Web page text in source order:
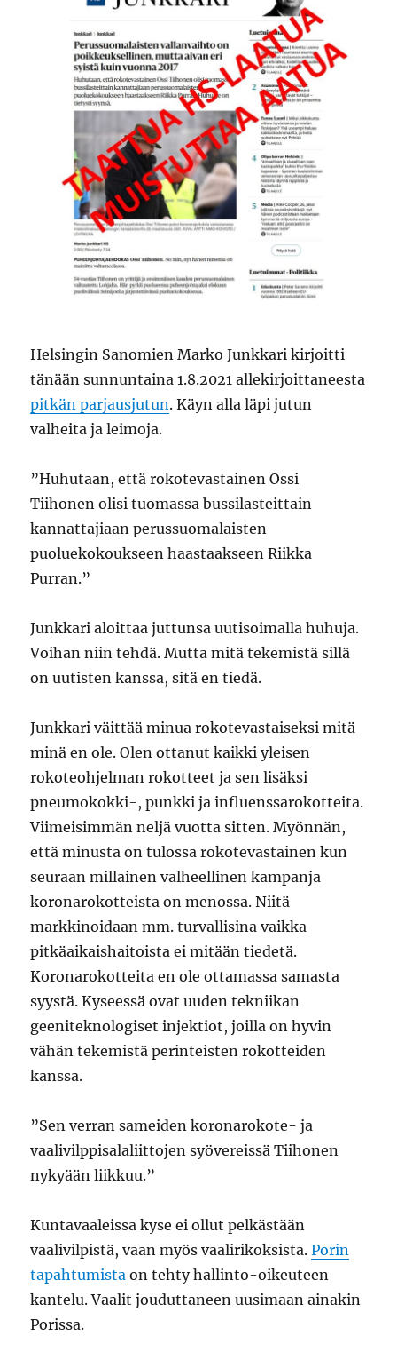
Helsingin Sanomien Marko Junkkari kirjoitti
tänään sunnuntaina 1.8.2021 allekirjoittaneesta
pitkän parjausjutun. Käyn alla läpi jutun
valheita ja leimoja.
”Huhutaan, että rokotevastainen Ossi
Tiihonen olisi tuomassa bussilasteittain
kannattajiaan perussuomalaisten
puoluekokoukseen haastaakseen Riikka
Purran.”
Junkkari aloittaa juttunsa uutisoimalla huhuja.
Voihan niin tehdä. Mutta mitä tekemistä sillä
on uutisten kanssa, sitä en tiedä.
Junkkari väittää minua rokotevastaiseksi mitä
minä en ole. Olen ottanut kaikki yleisen
rokoteohjelman rokotteet ja sen lisäksi
pneumokokki-, punkki ja influenssarokotteita.
Viimeisimmän neljä vuotta sitten. Myönnän,
että minusta on tulossa rokotevastainen kun
seuraan millainen valheellinen kampanja
koronarokotteista on menossa. Niitä
markkinoidaan mm. turvallisina vaikka
pitkäaikaishaitoista ei mitään tiedetä.
Koronarokotteita en ole ottamassa samasta
syystä. Kyseessä ovat uuden tekniikan
geeniteknologiset injektiot, joilla on hyvin
vähän tekemistä perinteisten rokotteiden
kanssa.
”Sen verran sameiden koronarokote- ja
vaalivilppisalaliittojen syövereissä Tiihonen
nykyään liikkuu.”
Kuntavaaleissa kyse ei ollut pelkästään
vaalivilpistä, vaan myös vaalirikoksista.Porin
tapahtumista on tehty hallinto-oikeuteen
kantelu. Vaalit jouduttaneen uusimaan ainakin
Porissa.